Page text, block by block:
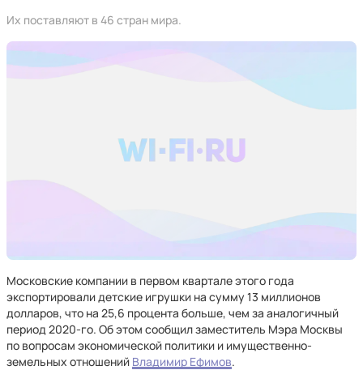
Их поставляют в 46 стран мира.
Московские компании в первом квартале этого года
экспортировали детские игрушки на сумму 13 миллионов
долларов, что на 25,6 процента больше, чем за аналогичный
период 2020-го. Об этом сообщил заместитель Мэра Москвы
по вопросам экономической политики и имущественно-
земельных отношений Владимир Ефимов.